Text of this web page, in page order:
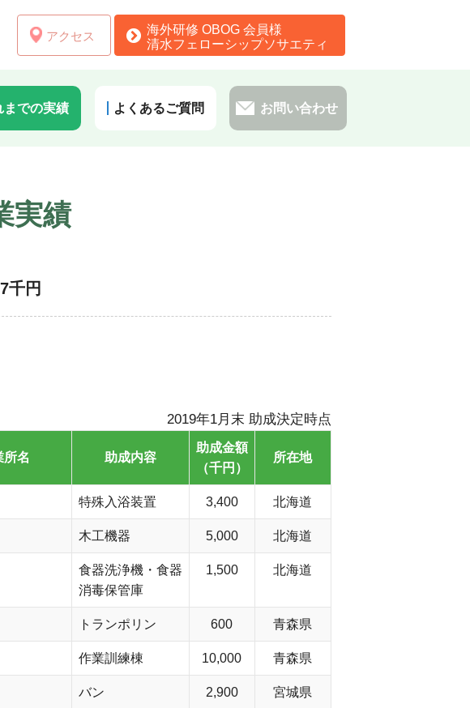
アクセス
海外研修 OBOG 会員様
清水フェローシップソサエティ
までの実績 よくあるご質問 お問い合わせ
実績
千円
2019年1月末 助成決定時点
所名 助成内容
助成金額
（千円）
所在地
特殊入浴装置 3,400 北海道
木工機器 5,000 北海道
食器洗浄機・食器
消毒保管庫
1,500 北海道
トランポリン 600 青森県
作業訓練棟 10,000 青森県
バン 2,900 宮城県